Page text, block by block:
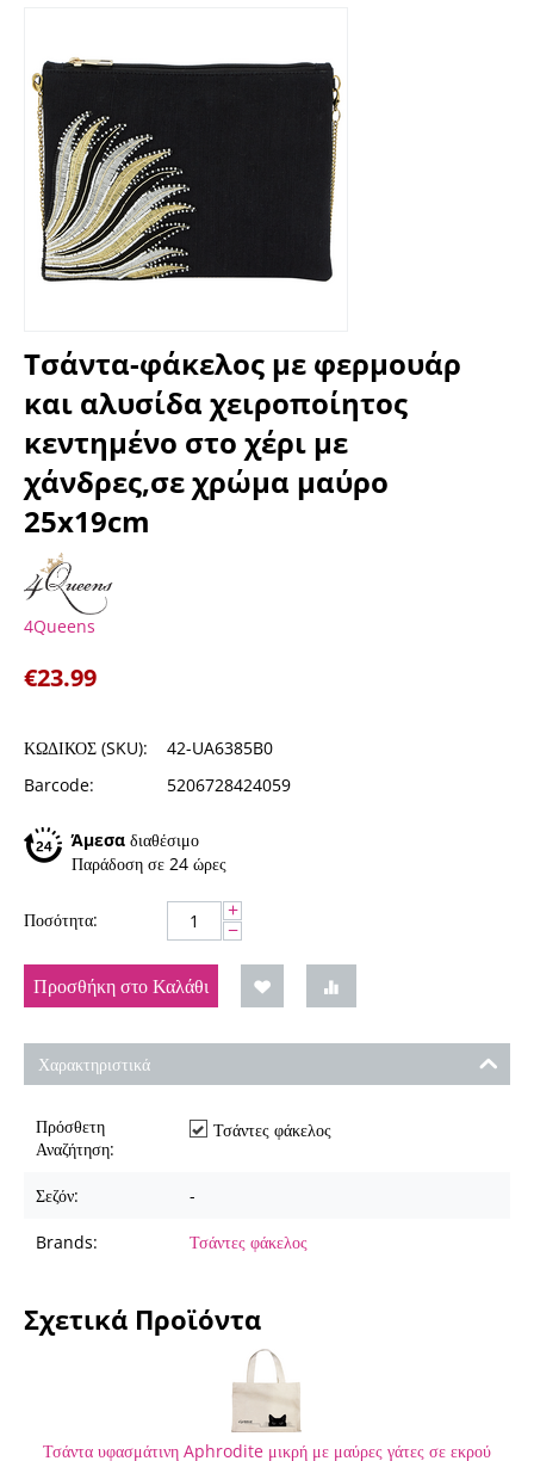
Τσάντα-φάκελος με φερμουάρ
και αλυσίδα χειροποίητος
κεντημένο στο χέρι με
χάνδρες,σε χρώμα μαύρο
25x19cm
4Queens
€23.99
ΚΩΔΙΚΟΣ (SKU):
42-UA6385B0
Barcode:
5206728424059
Άμεσα διαθέσιμο
Παράδοση σε 24 ώρες
Ποσότητα: +
−
Προσθήκη στο Καλάθι
Χαρακτηριστικά
Πρόσθετη
Αναζήτηση:
Τσάντες φάκελος
Σεζόν: -
Brands: Τσάντες φάκελος
Σχετικά Προϊόντα
Τσάντα υφασμάτινη Aphrodite μικρή με μαύρες γάτες σε εκρού